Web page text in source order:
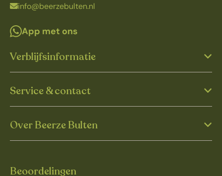
info@beerzebulten.nl
App met ons
Verblijfsinformatie
Service & contact
Over Beerze Bulten
Beoordelingen